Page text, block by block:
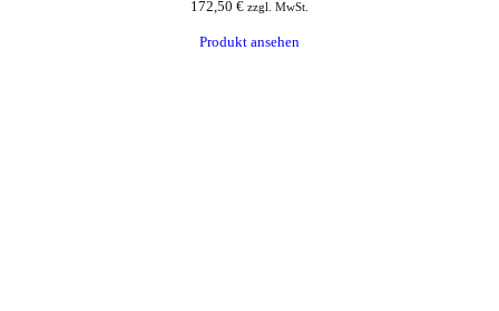
172,50 € zzgl. MwSt.
Produkt ansehen